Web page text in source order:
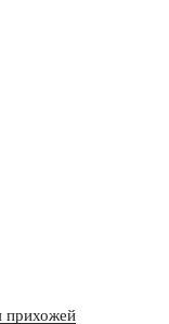
прихожей